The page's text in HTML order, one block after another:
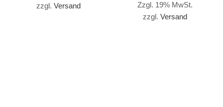
zzgl. Versand
Zzgl. 19% MwSt.
zzgl. Versand